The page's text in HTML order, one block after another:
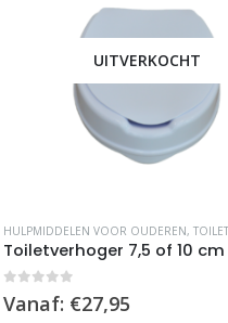
UITVERKOCHT
HULPMIDDELEN VOOR OUDEREN,
out of 5
Vanaf:€27,95